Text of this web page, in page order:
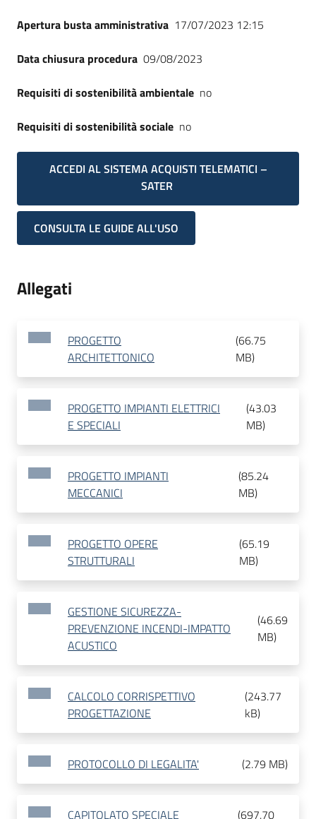
Apertura busta amministrativa 17/07/2023 12:15
Data chiusura procedura 09/08/2023
Requisiti di sostenibilità ambientale no
Requisiti di sostenibilità sociale no
ACCEDI AL SISTEMA ACQUISTI TELEMATICI –
SATER
CONSULTA LE GUIDE ALL'USO
Allegati
PROGETTO
ARCHITETTONICO
(66.75
MB)
PROGETTO IMPIANTI ELETTRICI
E SPECIALI
(43.03
MB)
PROGETTO IMPIANTI
MECCANICI
(85.24
MB)
PROGETTO OPERE
STRUTTURALI
(65.19
MB)
GESTIONE SICUREZZA-
PREVENZIONE INCENDI-IMPATTO
ACUSTICO
(46.69
MB)
CALCOLO CORRISPETTIVO
PROGETTAZIONE
(243.77
kB)
PROTOCOLLO DI LEGALITA' (2.79 MB)
CAPITOLATO SPECIALE (697.70